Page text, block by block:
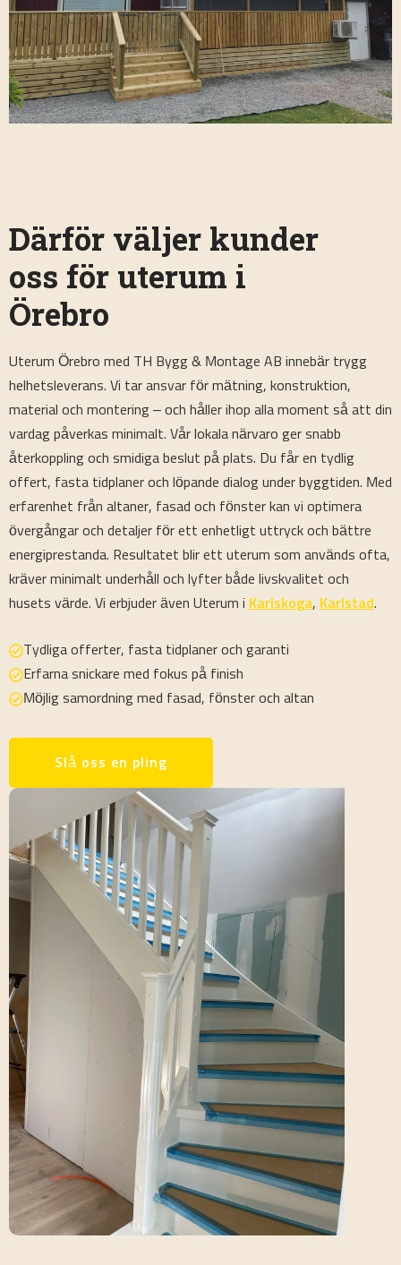
Därför väljer kunder
oss för uterum i
Örebro
Uterum Örebro med TH Bygg & Montage AB innebär trygg
helhetsleverans. Vi tar ansvar för mätning, konstruktion,
material och montering – och håller ihop alla moment så att din
vardag påverkas minimalt. Vår lokala närvaro ger snabb
återkoppling och smidiga beslut på plats. Du får en tydlig
offert, fasta tidplaner och löpande dialog under byggtiden. Med
erfarenhet från altaner, fasad och fönster kan vi optimera
övergångar och detaljer för ett enhetligt uttryck och bättre
energiprestanda. Resultatet blir ett uterum som används ofta,
kräver minimalt underhåll och lyfter både livskvalitet och
husets värde. Vi erbjuder även Uterum i Karlskoga, Karlstad.
Tydliga offerter, fasta tidplaner och garanti
Erfarna snickare med fokus på finish
Möjlig samordning med fasad, fönster och altan
Slå oss en pling